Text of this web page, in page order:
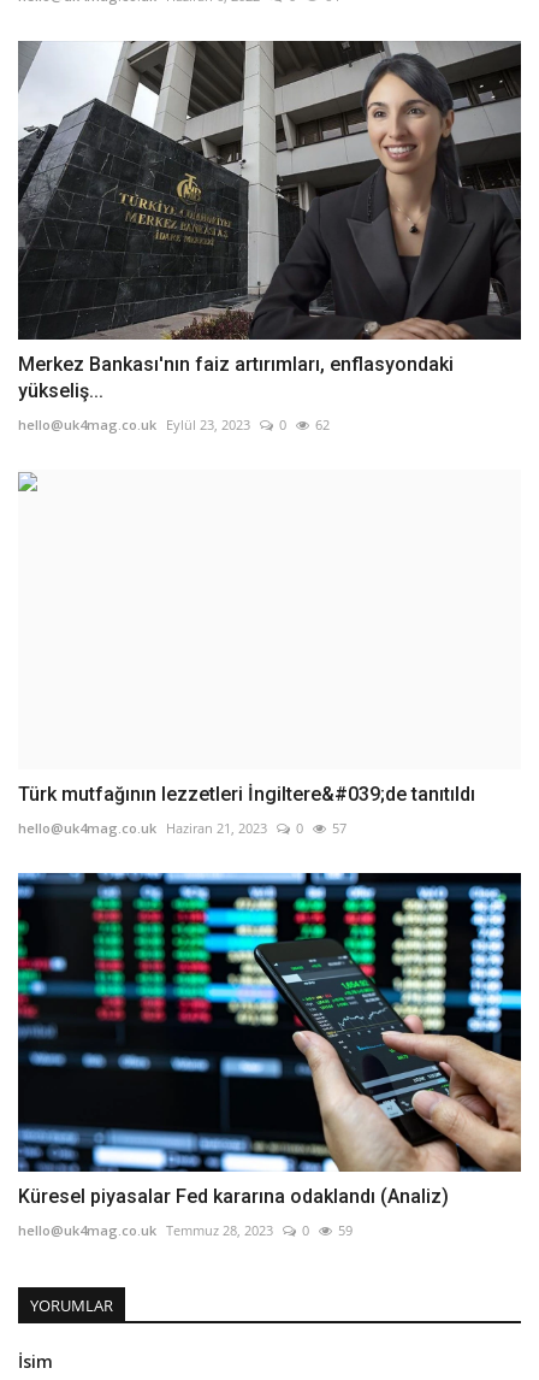
Merkez Bankası'nın faiz artırımları, enflasyondaki
yükseliş...
hello@uk4mag.co.uk Eylül 23, 2023 0 62
Türk mutfağının lezzetleri İngiltere&#039;de tanıtıldı
hello@uk4mag.co.uk Haziran 21, 2023 0 57
Küresel piyasalar Fed kararına odaklandı (Analiz)
hello@uk4mag.co.uk Temmuz 28, 2023 0 59
YORUMLAR
İsim